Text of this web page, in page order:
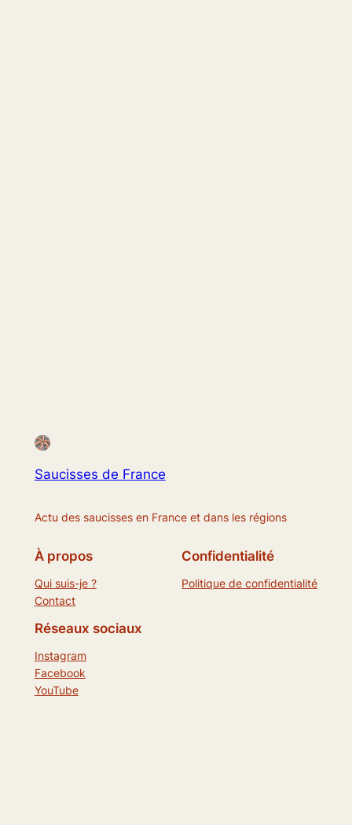
Saucisses de France
Actu des saucisses en France et dans les régions
À propos
Qui suis-je ?
Contact
Confidentialité
Politique de confidentialité
Réseaux sociaux
Instagram
Facebook
YouTube